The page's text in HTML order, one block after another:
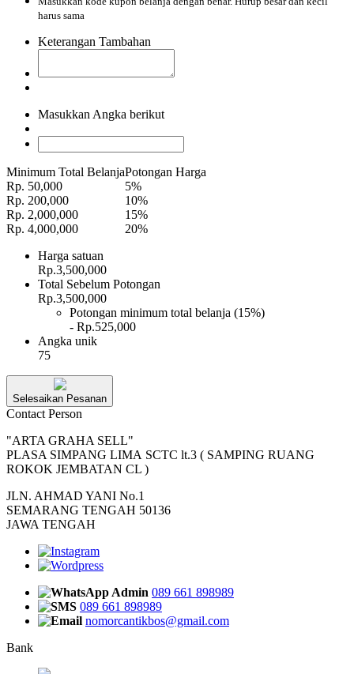
harus sama
Keterangan Tambahan
Masukkan Angka berikut
Minimum Total BelanjaPotongan Harga
Rp. 50,000
5%
Rp. 200,000
10%
Rp. 2,000,000
15%
Rp. 4,000,000
20%
Harga satuan
Rp.3,500,000
Total Sebelum Potongan
Rp.3,500,000
Potongan minimum total belanja (15%)
- Rp.525,000
Angka unik
75
Selesaikan Pesanan
Contact Person
"ARTA GRAHA SELL"
PLASA SIMPANG LIMA SCTC lt.3 ( SAMPING RUANG
ROKOK JEMBATAN CL )
JLN. AHMAD YANI No.1
SEMARANG TENGAH 50136
JAWA TENGAH
Admin 089 661 898989
089 661 898989
nomorcantikbos@gmail.com
Bank